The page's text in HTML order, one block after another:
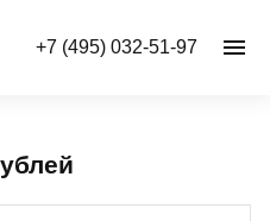
+7 (495) 032-51-97